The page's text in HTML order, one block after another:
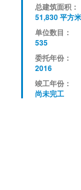
总建筑面积：
51,830 平方米
单位数目：
535
委托年份：
2016
竣工年份：
尚未完工